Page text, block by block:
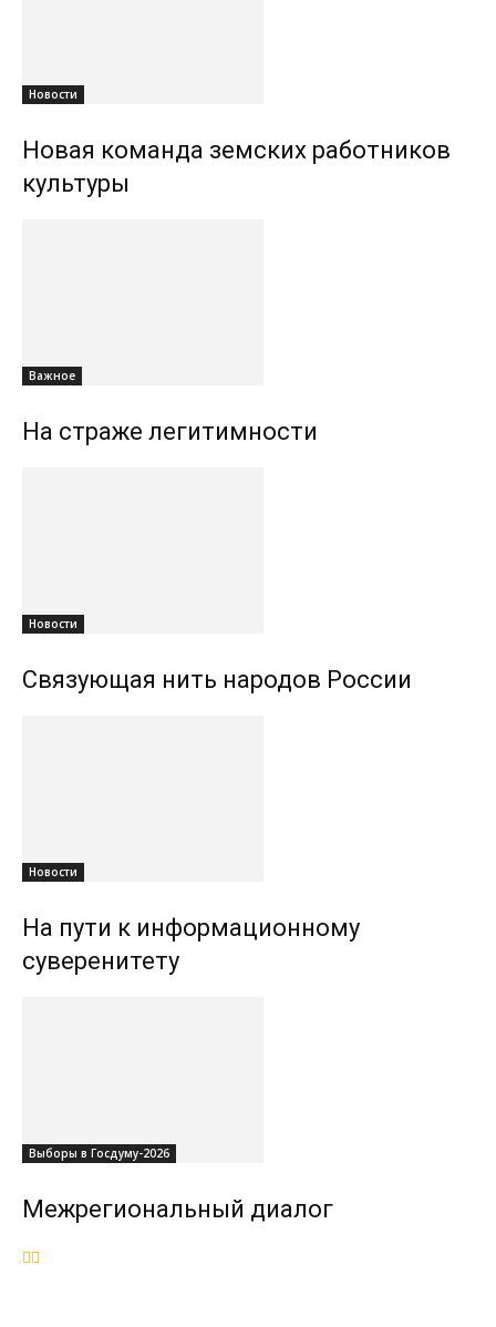
Новости
Новая команда земских работников
культуры
Важное
На страже легитимности
Новости
Связующая нить народов России
Новости
На пути к информационному
суверенитету
Выборы в Госдуму-2026
Межрегиональный диалог